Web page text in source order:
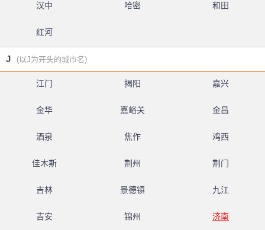
汉中 哈密 和田
红河
J (以J为开头的城市名)
江门 揭阳 嘉兴
金华 嘉峪关 金昌
酒泉 焦作 鸡西
佳木斯 荆州 荆门
吉林 景德镇 九江
吉安 锦州 济南